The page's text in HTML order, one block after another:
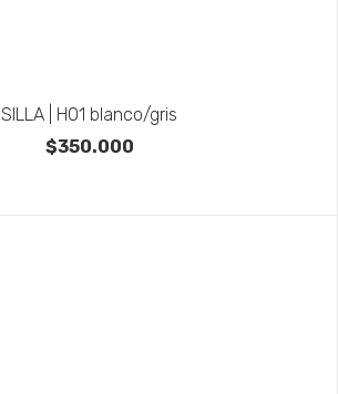
SILLA | H01 blanco/gris
$350.000